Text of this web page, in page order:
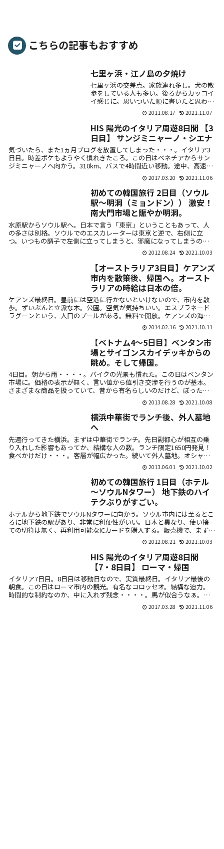
こちらの記事もおすすめ
七里ヶ浜・江ノ島の夕焼け
七里ヶ浜の交差点。家族連れ多し。犬の散
歩をしている人も多い。後ろからカッコイ
イ感じに。思いついた順に書いたと思われ
る看板。夕日に微妙な雲が・・・。絶景ま
では言えないけど、そこそこキレイだっ
た。雲。近く...
2011.08.17 2021.11.07
HIS 陽光のイタリア周遊8日間 【3
日目】 サンジミニャーノ・シエナ
気づいたら、また1ヵ月ブログを放置してしまった・・・。イタリア3
日目。時差ボケもようやく慣れきたころ。この日はベネチアからサン
ジミニャーノへ向かう。310km、バスで4時間近い移動。途中、高速の
2017.03.20 2021.11.06
初めての韓国旅行 2日目（ソウル
駅～明洞（ミョンドン）） 激安！
南大門市場と賑やか明洞。
水原駅からソウル駅へ。日本で言う「東京」ということもあって、人
の多さは別格。ソウルでのエスカレーターは東京と逆で、右側に立
つ。いつもの調子で左側に立ってしまうと、邪魔になってしまうので
2012.08.24 2021.10.03
【オーストラリア3日目】ケアンズ
市内を散策後、帰国へ。オースト
ラリアの時給は日本の倍。
ケアンズ最終日。昼前には空港に行かないといけないので、市内を散
歩。ずいぶんと立派な木。公園。空気が気持ちいい。エスプラネード
ラグーンという、人口のプールがある。無料で開放。ケアンズの海
2014.02.16 2021.10.11
【ベトナム4～5日目】ベンタン市
場とサイゴンスカイデッキからの
眺め。そして帰国。
4日目。朝から雨・・・・。バイクの光景も慣れた。この日はベンタン
市場に。価格の表示が無く、言い値から値引き交渉を行うのが基本。
さまざまな商品を扱っていて、昔から有名らしいのだけど、ぼったく
2013.08.28 2021.10.08
横浜中華街でランチ後、外人墓地
へ
先週行ってきた横浜。まずは中華街でランチ。先日副都心が相互の乗
り入れした影響もあってか、結構な人の数。ランチ限定1650円発見！
食べかけだけ・・・。客層が幅広かった。続いて外人墓地。オシャレ
2013.06.01 2021.10.02
初めての韓国旅行 1日目（ホテル
～ソウルNタワー） 地下鉄のハイ
テクぶりがすごい。
ホテルから地下鉄でソウルNタワーに向かう。ソウル市内には至るとこ
ろに地下鉄の駅があり、非常に利便性がいい。日本と異なり、使い捨
ての切符は無く、再利用可能なICカードを購入する。販売機で、まず日
2012.08.21 2021.10.03
HIS 陽光のイタリア周遊8日間
【7・8日目】 ローマ・帰国
イタリア7日目。8日目は移動日なので、実質最終日。イタリア最後の
朝食。この日はローマ市内の観光。有名なコロッセオ。結構な迫力。
時間的な制約なのか、中に入れず残念・・・・。馬が似合うなぁ。イ
2017.03.28 2021.11.06